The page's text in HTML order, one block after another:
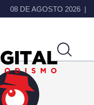
08 DE AGOSTO 2026